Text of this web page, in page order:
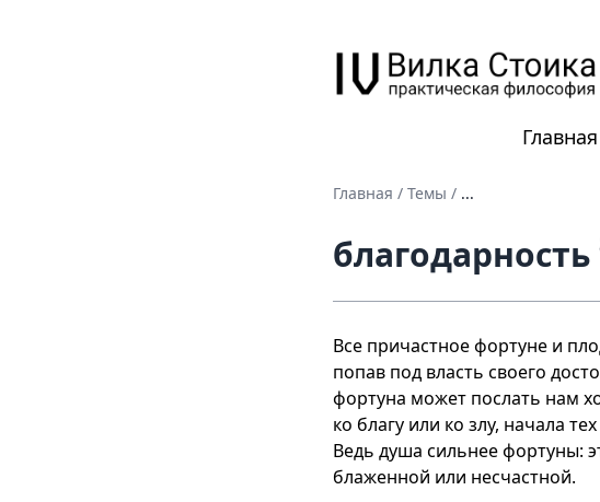
Главная
Главная / Темы / ...
благодарность
Все причастное фортуне и
попав под власть своего
фортуна может послать нам
ко благу или ко злу, начала
Ведь душа сильнее фортуны:
блаженной или несчастной.